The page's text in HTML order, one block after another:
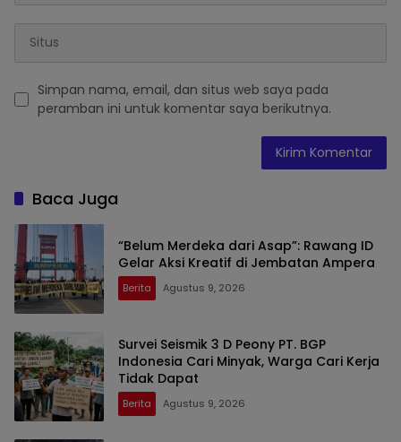
Simpan nama, email, dan situs web saya pada
peramban ini untuk komentar saya berikutnya.
Baca Juga
“Belum Merdeka dari Asap”: Rawang ID
Gelar Aksi Kreatif di Jembatan Ampera
Berita Agustus 9, 2026
Survei Seismik 3 D Peony PT. BGP
Indonesia Cari Minyak, Warga Cari Kerja
Tidak Dapat
Berita Agustus 9, 2026